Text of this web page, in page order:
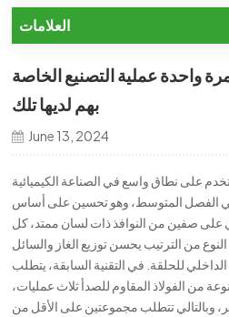
العلامات
واحدة عملية التصنيع الخاصة
بهم لديها تلك
June 13, 2024
على نطاق واسع في الصناعة الكيميائية
الفصل المتوسط، وهو تحسين على أساس
على صفين من النوافذ ذات لسان ممتد، كل
من الترتيب يحسن توزيع الغاز والسائل
للحلقة. في التقنية السابقة، يتطلب
من الفولاذ المقاوم للصدأ ثلاث عمليات،
وبالتالي تتطلب مجموعتين على الأقل من